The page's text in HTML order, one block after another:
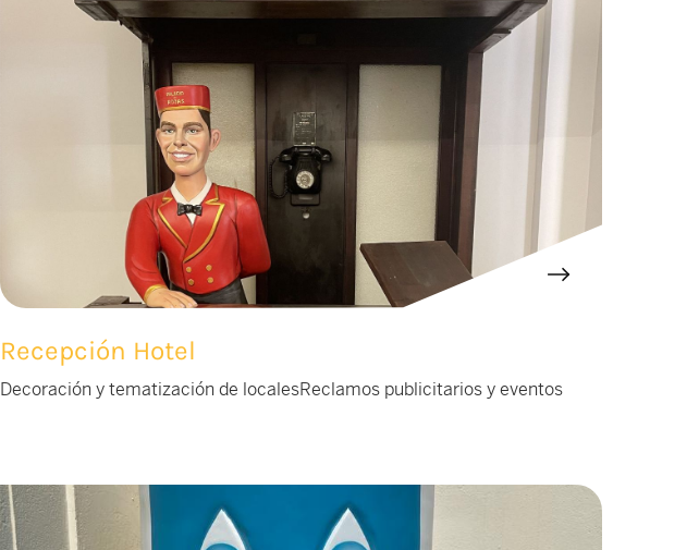
Recepción Hotel
Decoración y tematización de localesReclamos publicitarios y eventos